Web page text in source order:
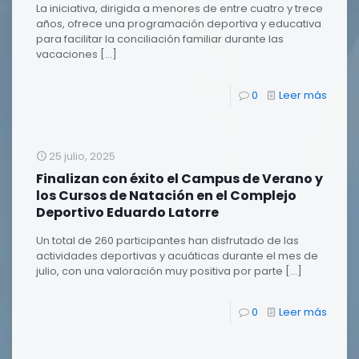
La iniciativa, dirigida a menores de entre cuatro y trece
años, ofrece una programación deportiva y educativa
para facilitar la conciliación familiar durante las
vacaciones […]
0 Leer más
25 julio, 2025
Finalizan con éxito el Campus de Verano y
los Cursos de Natación en el Complejo
Deportivo Eduardo Latorre
Un total de 260 participantes han disfrutado de las
actividades deportivas y acuáticas durante el mes de
julio, con una valoración muy positiva por parte […]
0 Leer más